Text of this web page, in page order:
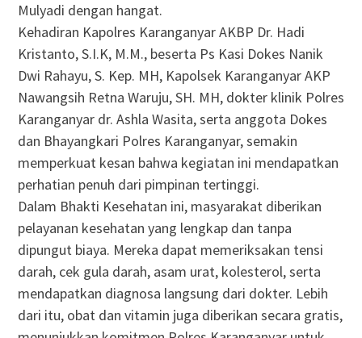
Mulyadi dengan hangat.
Kehadiran Kapolres Karanganyar AKBP Dr. Hadi
Kristanto, S.I.K, M.M., beserta Ps Kasi Dokes Nanik
Dwi Rahayu, S. Kep. MH, Kapolsek Karanganyar AKP
Nawangsih Retna Waruju, SH. MH, dokter klinik Polres
Karanganyar dr. Ashla Wasita, serta anggota Dokes
dan Bhayangkari Polres Karanganyar, semakin
memperkuat kesan bahwa kegiatan ini mendapatkan
perhatian penuh dari pimpinan tertinggi.
Dalam Bhakti Kesehatan ini, masyarakat diberikan
pelayanan kesehatan yang lengkap dan tanpa
dipungut biaya. Mereka dapat memeriksakan tensi
darah, cek gula darah, asam urat, kolesterol, serta
mendapatkan diagnosa langsung dari dokter. Lebih
dari itu, obat dan vitamin juga diberikan secara gratis,